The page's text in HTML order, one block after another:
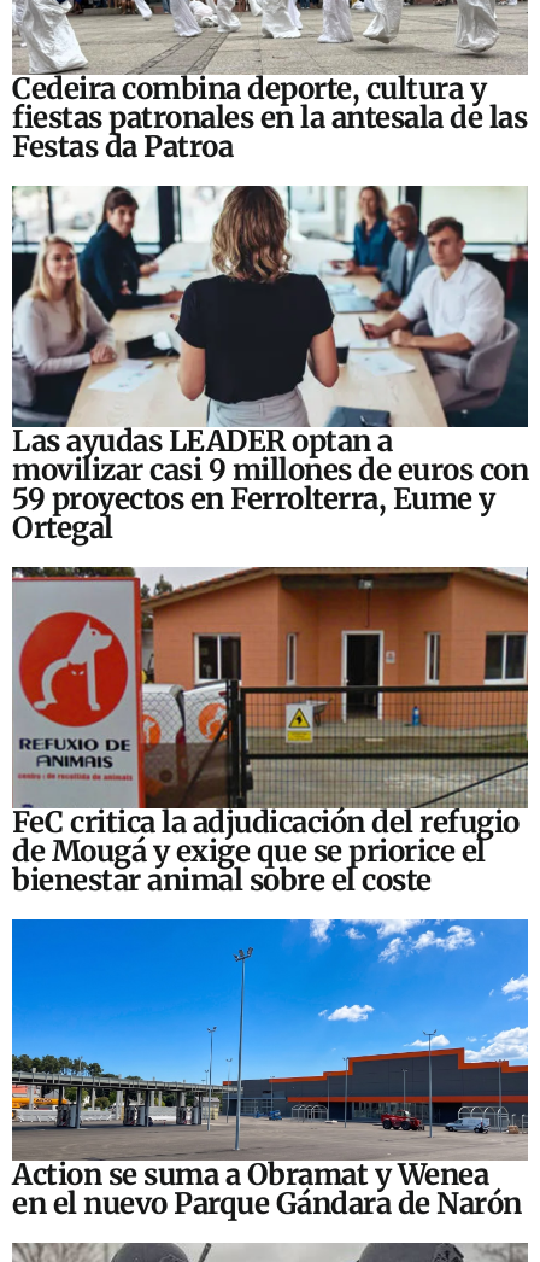
Cedeira combina deporte, cultura y
fiestas patronales en la antesala de las
Festas da Patroa
Las ayudas LEADER optan a
movilizar casi 9 millones de euros con
59 proyectos en Ferrolterra, Eume y
Ortegal
FeC critica la adjudicación del refugio
de Mougá y exige que se priorice el
bienestar animal sobre el coste
Action se suma a Obramat y Wenea
en el nuevo Parque Gándara de Narón